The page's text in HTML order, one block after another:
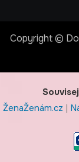
Copyright ©
ŽenaŽenám.cz |